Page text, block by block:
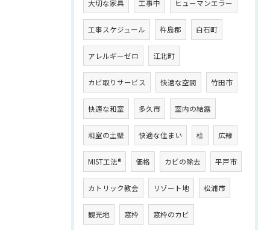
大切な家具 工事中 ヒューマンエラー
工事スケジュール 杵島郡 白石町
アレルギーゼロ 江北町
カビ取りサービス 快適な空間 竹田市
快適な和室 多久市 室内の結露
和室の土壁 快適な住まい 柱 広縁
MIST工法® 価格 カビの除去 平戸市
カトリック教会 リゾート地 松浦市
観光地 窓枠 窓枠のカビ